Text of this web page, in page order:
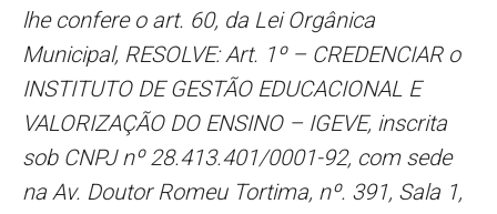
lhe confere o art. 60, da Lei Orgânica
Municipal, RESOLVE: Art. 1º – CREDENCIAR o
INSTITUTO DE GESTÃO EDUCACIONAL E
VALORIZAÇÃO DO ENSINO – IGEVE, inscrita
sob CNPJ nº 28.413.401/0001-92, com sede
na Av. Doutor Romeu Tortima, nº. 391, Sala 1,